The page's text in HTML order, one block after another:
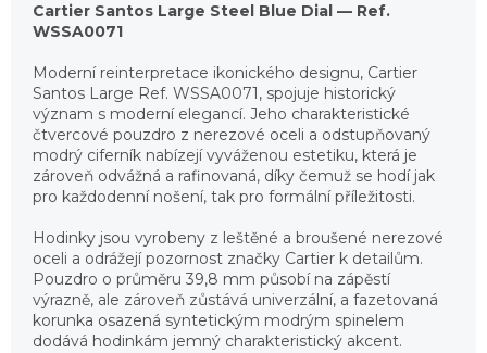
Cartier Santos Large Steel Blue Dial — Ref.
WSSA0071
Moderní reinterpretace ikonického designu, Cartier
Santos Large Ref. WSSA0071, spojuje historický
význam s moderní elegancí. Jeho charakteristické
čtvercové pouzdro z nerezové oceli a odstupňovaný
modrý ciferník nabízejí vyváženou estetiku, která je
zároveň odvážná a rafinovaná, díky čemuž se hodí jak
pro každodenní nošení, tak pro formální příležitosti.
Hodinky jsou vyrobeny z leštěné a broušené nerezové
oceli a odrážejí pozornost značky Cartier k detailům.
Pouzdro o průměru 39,8 mm působí na zápěstí
výrazně, ale zároveň zůstává univerzální, a fazetovaná
korunka osazená syntetickým modrým spinelem
dodává hodinkám jemný charakteristický akcent.